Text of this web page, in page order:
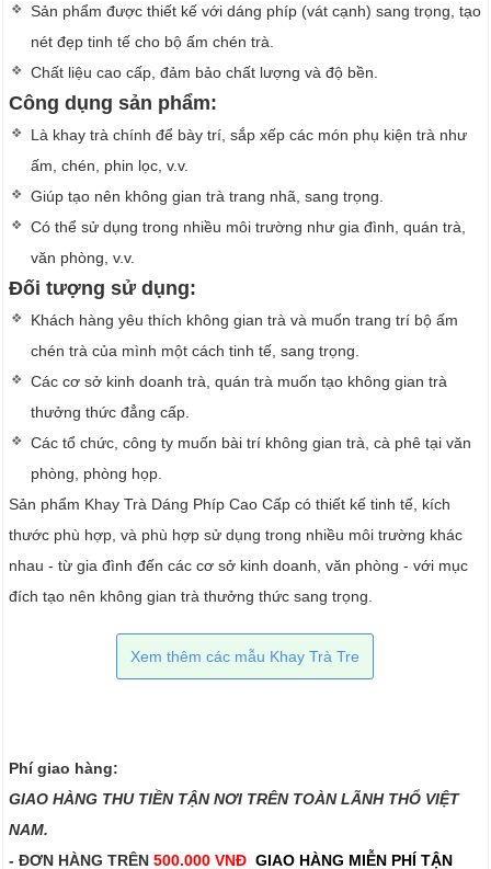
Sản phẩm được thiết kế với dáng phíp (vát cạnh) sang trọng, tạo
nét đẹp tinh tế cho bộ ấm chén trà.
Chất liệu cao cấp, đảm bảo chất lượng và độ bền.
Công dụng sản phẩm:
Là khay trà chính để bày trí, sắp xếp các món phụ kiện trà như
ấm, chén, phin lọc, v.v.
Giúp tạo nên không gian trà trang nhã, sang trọng.
Có thể sử dụng trong nhiều môi trường như gia đình, quán trà,
văn phòng, v.v.
Đối tượng sử dụng:
Khách hàng yêu thích không gian trà và muốn trang trí bộ ấm
chén trà của mình một cách tinh tế, sang trọng.
Các cơ sở kinh doanh trà, quán trà muốn tạo không gian trà
thưởng thức đẳng cấp.
Các tổ chức, công ty muốn bài trí không gian trà, cà phê tại văn
phòng, phòng họp.
Sản phẩm Khay Trà Dáng Phíp Cao Cấp có thiết kế tinh tế, kích
thước phù hợp, và phù hợp sử dụng trong nhiều môi trường khác
nhau - từ gia đình đến các cơ sở kinh doanh, văn phòng - với mục
đích tạo nên không gian trà thưởng thức sang trọng.
Xem thêm các mẫu Khay Trà Tre
Phí giao hàng:
GIAO HÀNG THU TIỀN TẬN NƠI TRÊN TOÀN LÃNH THỔ VIỆT
NAM.​​
- ĐƠN HÀNG TRÊN500.000 VNĐ GIAO HÀNG MIỄN PHÍ TẬN